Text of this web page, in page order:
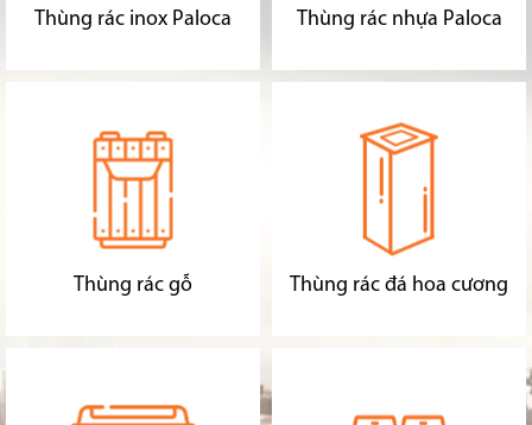
Thùng rác inox Paloca Thùng rác nhựa Paloca
Thùng rác gỗ Thùng rác đá hoa cương